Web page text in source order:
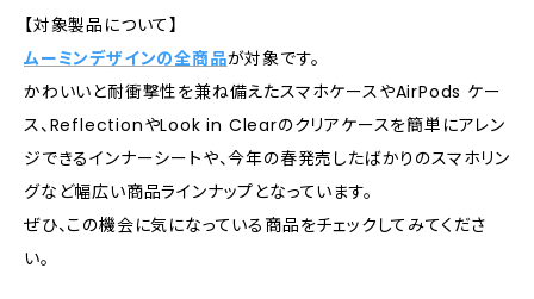
【対象製品について】
ムーミンデザインの全商品が対象です。
かわいいと耐衝撃性を兼ね備えたスマホケースやAirPods ケー
ス、ReflectionやLook in Clearのクリアケースを簡単にアレン
ジできるインナーシートや、今年の春発売したばかりのスマホリン
グなど幅広い商品ラインナップとなっています。
ぜひ、この機会に気になっている商品をチェックしてみてくださ
い。